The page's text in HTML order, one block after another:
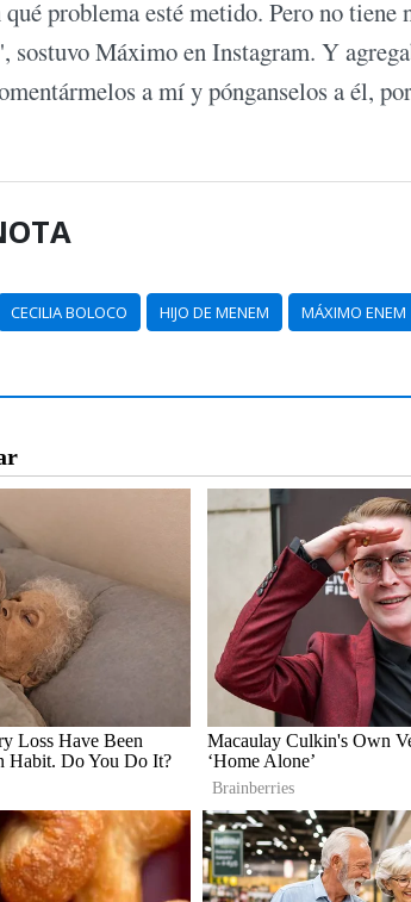
problema esté metido. Pero no
sostuvo Máximo en Instagram. Y
a mí y pónganselos a él,
CECILIA BOLOCO HIJO DE MENEM MÁXIMO ENEM